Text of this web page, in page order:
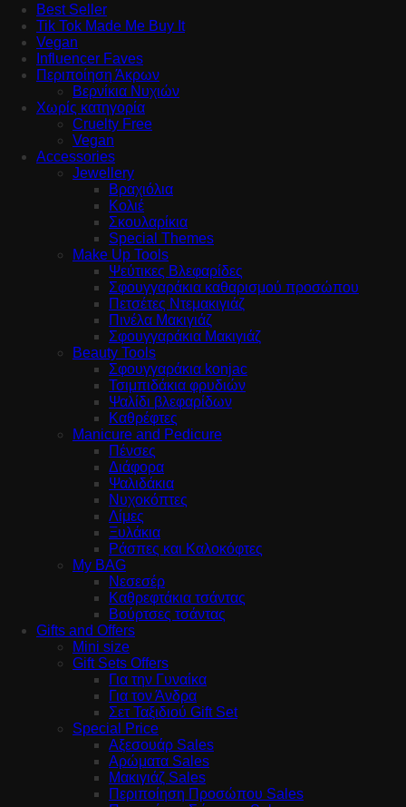
Best Seller
Tik Tok Made Me Buy It
Vegan
Influencer Faves
Περιποίηση Άκρων
Βερνίκια Νυχιών
Χωρίς κατηγορία
Cruelty Free
Vegan
Accessories
Jewellery
Βραχιόλια
Κολιέ
Σκουλαρίκια
Special Themes
Make Up Tools
Ψεύτικες Βλεφαρίδες
Σφουγγαράκια καθαρισμού προσώπου
Πετσέτες Ντεμακιγιάζ
Πινέλα Μακιγιάζ
Σφουγγαράκια Μακιγιάζ
Beauty Tools
Σφουγγαράκια konjac
Τσιμπιδάκια φρυδιών
Ψαλίδι βλεφαρίδων
Καθρέφτες
Manicure and Pedicure
Πένσες
Διάφορα
Ψαλιδάκια
Νυχοκόπτες
Λίμες
Ξυλάκια
Ράσπες και Καλοκόφτες
My BAG
Νεσεσέρ
Καθρεφτάκια τσάντας
Βούρτσες τσάντας
Gifts and Offers
Mini size
Gift Sets Offers
Για την Γυναίκα
Για τον Άνδρα
Σετ Ταξιδιού Gift Set
Special Price
Αξεσουάρ Sales
Αρώματα Sales
Μακιγιάζ Sales
Περιποίηση Προσώπου Sales